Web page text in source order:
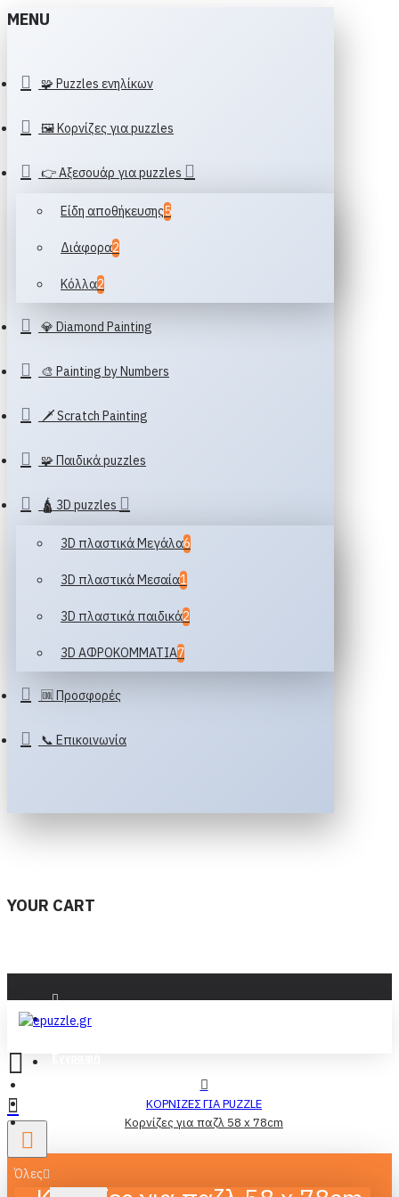
MENU
🧩 Puzzles ενηλίκων
🖼️ Κορνίζες για puzzles
👉 Αξεσουάρ για puzzles
Είδη αποθήκευσης5
Διάφορα2
Κόλλα2
💎 Diamond Painting
🎨 Painting by Numbers
🗡️ Scratch Painting
🧩 Παιδικά puzzles
🛕 3D puzzles
3D πλαστικά Μεγάλα6
3D πλαστικά Μεσαία1
3D πλαστικά παιδικά2
3D ΑΦΡΟΚΟΜΜΑΤΙΑ7
🆒 Προσφορές
📞 Επικοινωνία
YOUR CART
Είσοδος
Όλες
ΚΟΡΝΙΖΕΣ ΓΙΑ PUZZLE
Κορνίζες για παζλ 58 x 78cm